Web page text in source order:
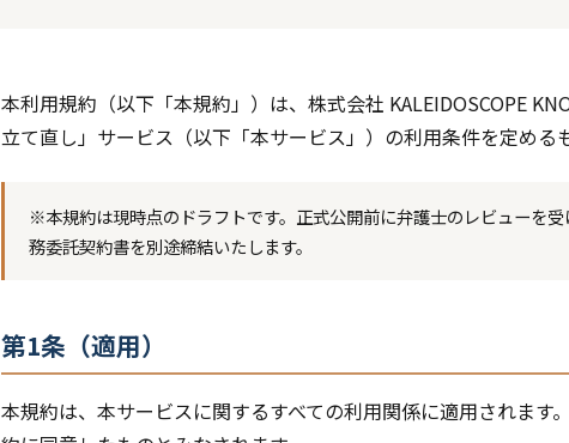
本利用規約（以下「本規約」）は、株式会社 KALEIDOSCOPE
立て直し」サービス（以下「本サービス」）の利用条件を定める
※本規約は現時点のドラフトです。正式公開前に弁護士のレビューを
務委託契約書を別途締結いたします。
第1条（適用）
本規約は、本サービスに関するすべての利用関係に適用されま